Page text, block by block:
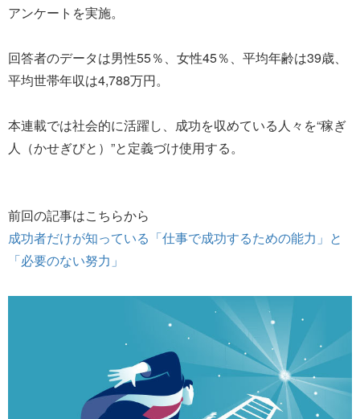
アンケートを実施。
回答者のデータは男性55％、女性45％、平均年齢は39歳、
平均世帯年収は4,788万円。
本連載では社会的に活躍し、成功を収めている人々を“稼ぎ
人（かせぎびと）”と定義づけ使用する。
前回の記事はこちらから
成功者だけが知っている「仕事で成功するための能力」と
「必要のない努力」